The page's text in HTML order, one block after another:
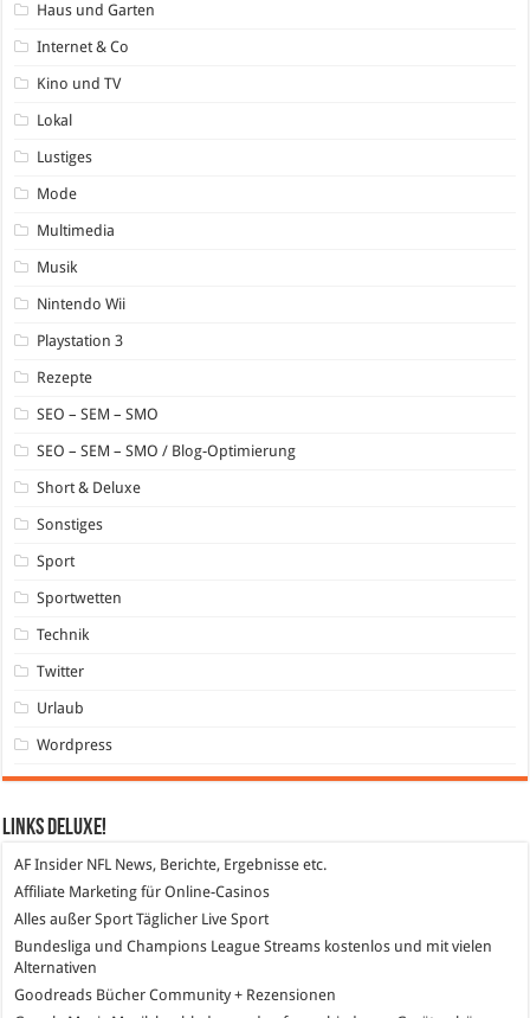
Haus und Garten
Internet & Co
Kino und TV
Lokal
Lustiges
Mode
Multimedia
Musik
Nintendo Wii
Playstation 3
Rezepte
SEO – SEM – SMO
SEO – SEM – SMO / Blog-Optimierung
Short & Deluxe
Sonstiges
Sport
Sportwetten
Technik
Twitter
Urlaub
Wordpress
Links DeLuXe!
AF Insider NFL News, Berichte, Ergebnisse etc.
Affiliate Marketing für Online-Casinos
Alles außer SportTäglicher Live Sport
Bundesliga und Champions League Streams kostenlos und mit vielen
Alternativen
Goodreads Bücher Community + Rezensionen